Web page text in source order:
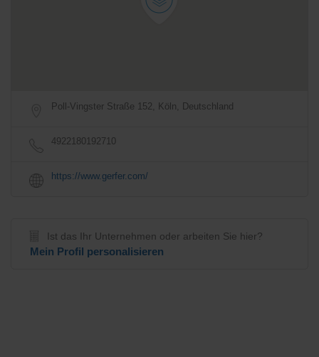
Poll-Vingster Straße 152, Köln, Deutschland
4922180192710
https://www.gerfer.com/
Ist das Ihr Unternehmen oder arbeiten Sie hier?
Mein Profil personalisieren